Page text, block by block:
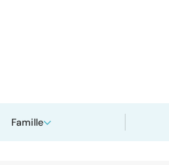
Famille